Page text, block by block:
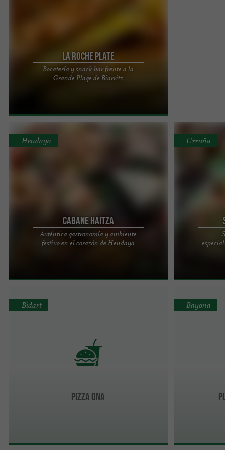
La Roche Plate
Bocatería y snack bar frente a la
Grande Plage de Biarritz
La Roche Plate, una sandwichería emblemática de
Biarritz desde 1977 Ubicado en el corazón de
Cabane Haitza
Auténtica gastronomía y ambiente
festivo en el corazón de Hendaya
Hendaya
La Cabaña Haitza en Hendaya es un lugar
acogedor y familiar, con una ubicación ideal junto
Urruña
¿Buscas un
Compagnie,
Pizza Ona
Bidart Bayona